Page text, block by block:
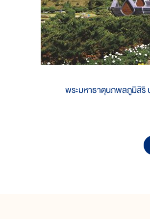
พระมหาธาตุนภพลภูมิสิริ